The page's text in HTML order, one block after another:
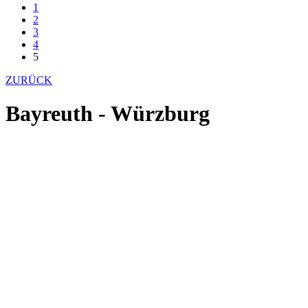
1
2
3
4
5
ZURÜCK
Bayreuth - Würzburg